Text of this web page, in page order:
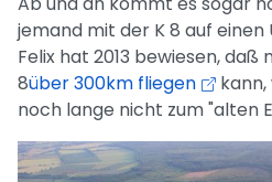
jemand mit der K 8 auf
Felix hat 2013 bewiesen,
8über 300km fliegen
kann,
noch lange nicht zum "alten